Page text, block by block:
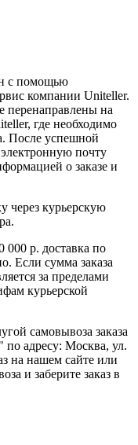
с помощью
компании Uniteller.
перенаправлены на
где необходимо
После успешной
почту
о заказе и
через курьерскую
000 р. доставка по
Если сумма заказа
за пределами
курьерской
самовывоза заказа
адресу: Москва, ул.
на нашем сайте или
и заберите заказ в